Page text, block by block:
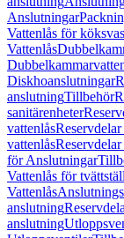
Anslutningar
Vattenlås för
Vattenlås
Diskhoanslutningar
anslutningTillbehör
sanitärenheter
vattenlås
vattenlås
för Anslutningar
Vattenlås för tvättställ
Vattenlås
anslutning
anslutning